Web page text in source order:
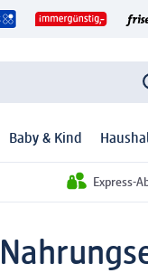
Baby & Kind
Express-